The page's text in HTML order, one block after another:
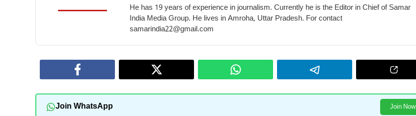
He has 19 years of experience in journalism. Currently he is the Editor in Chief of Samar
India Media Group. He lives in Amroha, Uttar Pradesh. For contact
samarindia22@gmail.com
Join WhatsApp Join Now